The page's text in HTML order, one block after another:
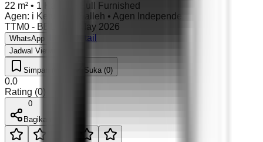
22 m² • 1 Kamar
Full Furnished
Agen: i Ketut Nur Salleh • Agen Independent
TTM0 - BBLC
09 May 2026
WhatsApp Lihat Detail
Jadwal Viewing
Simpan (0) Suka (0)
0.0
Rating (0)
0
Bagikan